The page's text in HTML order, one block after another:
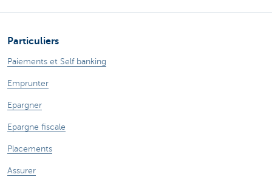
Particuliers
Paiements et Self banking
Emprunter
Epargner
Epargne fiscale
Placements
Assurer